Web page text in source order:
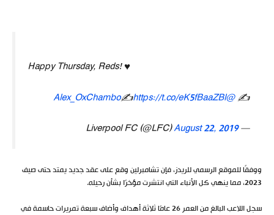
Happy Thursday, Reds! ♥️
✍️
@Alex_OxChambo
✍️https://t.co/eK5fBaaZBl
— Liverpool FC (@LFC)
August 22, 2019
ووفقًا للموقع الرسمي للريدز، فإن تشامبرلين وقع على عقد جديد يمتد حتى صيف
2023، مما ينهي كل الأنباء التي انتشرت مؤخرًا بشأن رحيله.
سجل اللاعب البالغ من العمر 26 عامًا ثلاثة أهداف وأضاف سبعة تمريرات حاسمة في